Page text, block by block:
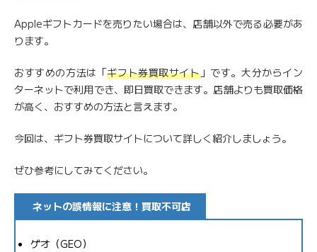
Appleギフトカードを売りたい場合は、店舗以外で売る必要があ
ります。
おすすめの方法は「ギフト券買取サイト」です。大分からイン
ターネットで利用でき、即日買取できます。店舗よりも買取価格
が高く、おすすめの方法と言えます。
今回は、ギフト券買取サイトについて詳しく紹介しましょう。
ぜひ参考にしてみてください。
ネットの誤情報に注意！買取不可店
ゲオ（GEO）